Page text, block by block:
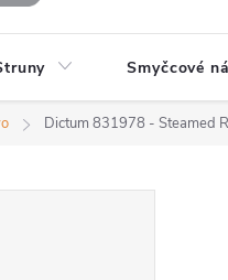
Smyčcové
Dictum 831978 - Steamed